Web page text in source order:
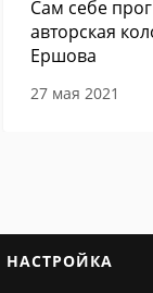
Сам себе
авторская
Ершова
27 мая 2021
НАСТРОЙКА